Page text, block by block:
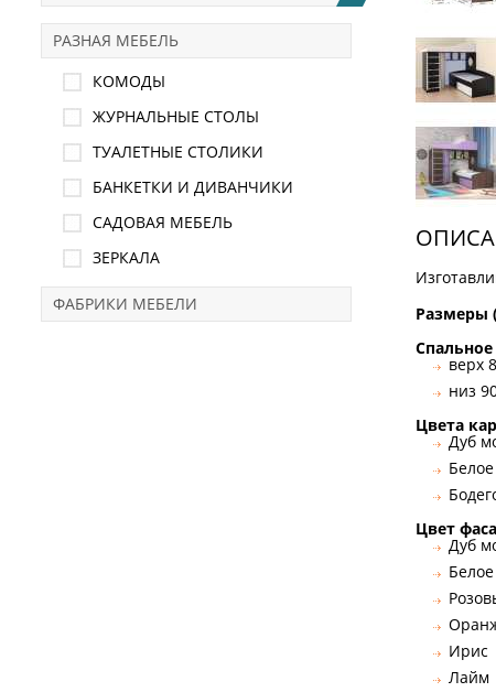
Размеры
верх
низ
Цвета
Дуб
Цвет
Дуб
Ирис
Лайм
РАЗНАЯ МЕБЕЛЬ
КОМОДЫ
ЖУРНАЛЬНЫЕ СТОЛЫ
ТУАЛЕТНЫЕ СТОЛИКИ
БАНКЕТКИ И ДИВАНЧИКИ
САДОВАЯ МЕБЕЛЬ
ЗЕРКАЛА
ФАБРИКИ МЕБЕЛИ